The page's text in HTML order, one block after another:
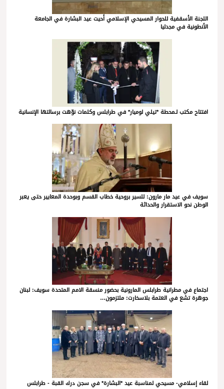
اللجنة الأسقفية للحوار المسيحي الإسلامي أحيت عيد البشارة في الجامعة
الأنطونية في مجدليا
افتتاح مكتب لـمحطة *تيلي لوميار* في طرابلس وكلمات نوّهت برسالتها الإنسانية
سويف في عيد مار مارون: للسير بروحية خطاب القسم وبوحدة المعايير حتى يعبر
الوطن نحو الاستقرار والحداثة
اجتماع في مطرانية طرابلس المارونية بحضور منسقة الامم المتحدة سويف: لبنان
جوهرة تشع في العتمة بلاسخارت: ملتزمون…
لقاء إسلامي- مسيحي لمناسبة عيد *البشارة* في سجن درك القبة - طرابلس